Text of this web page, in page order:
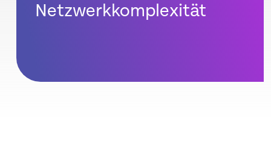
Netzwerkkomplexität